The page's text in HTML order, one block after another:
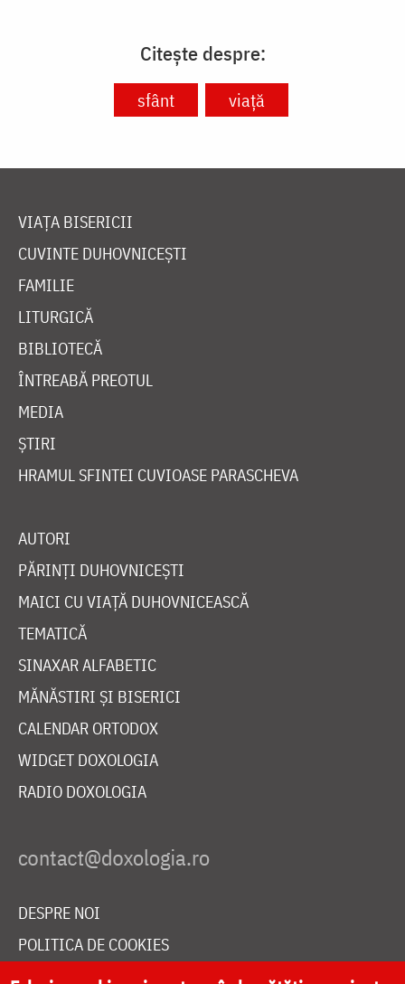
Citește despre:
sfânt viață
VIAȚA BISERICII
CUVINTE DUHOVNICEȘTI
FAMILIE
LITURGICĂ
BIBLIOTECĂ
ÎNTREABĂ PREOTUL
MEDIA
ȘTIRI
HRAMUL SFINTEI CUVIOASE PARASCHEVA
AUTORI
PĂRINȚI DUHOVNICEȘTI
MAICI CU VIAȚĂ DUHOVNICEASCĂ
TEMATICĂ
SINAXAR ALFABETIC
MĂNĂSTIRI ȘI BISERICI
CALENDAR ORTODOX
WIDGET DOXOLOGIA
RADIO DOXOLOGIA
DESPRE NOI
POLITICA DE COOKIES
DONEAZĂ ONLINE PENTRU CATEDRALA NAȚIONALĂ